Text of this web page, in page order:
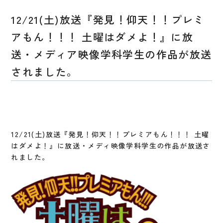
12/21(土)放送『発見！仰天！！プレミ
アもん！！！ 土曜はダメよ！』に放
送・メディア映像学科学生の作品が放送
されました。
12/21(土)放送『発見！仰天！！プレミアもん！！！ 土曜
はダメよ！』に放送・メディ映像学科学生の作品が放送さ
れました。